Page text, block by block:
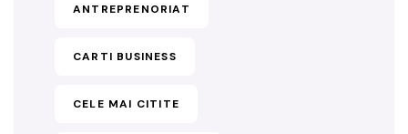
ANTREPRENORIAT
CARTI BUSINESS
CELE MAI CITITE